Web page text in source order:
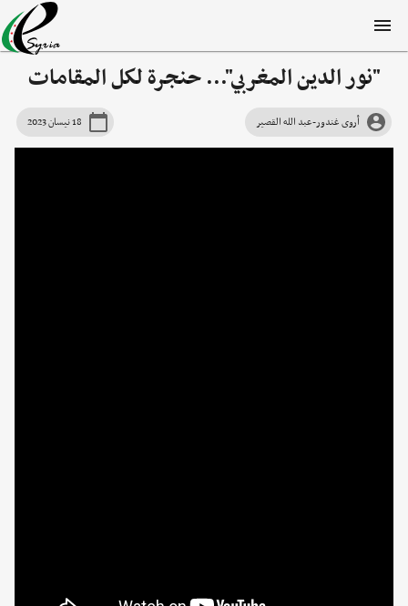
"نور الدين المغربي"... حنجرة لكل المقامات
أروى غندور-عبد الله القصير 18 نيسان 2023